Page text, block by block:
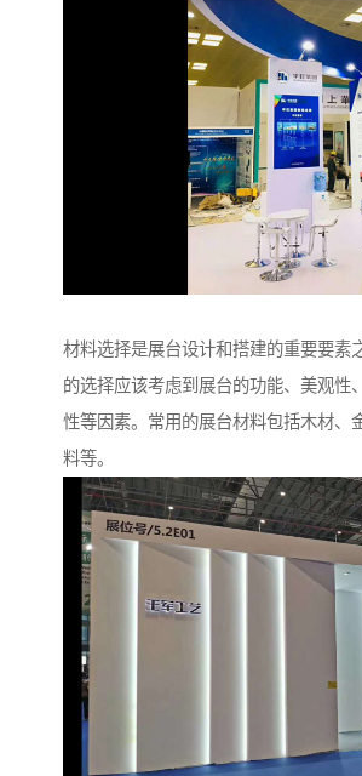
材料选择是展台设计和搭建的重要要素
的选择应该考虑到展台的功能、美观性
性等因素。常用的展台材料包括木材、
料等。